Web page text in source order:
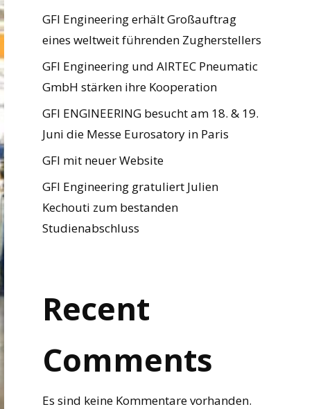
GFI Engineering erhält Großauftrag
eines weltweit führenden Zugherstellers
GFI Engineering und AIRTEC Pneumatic
GmbH stärken ihre Kooperation
GFI ENGINEERING besucht am 18. & 19.
Juni die Messe Eurosatory in Paris
GFI mit neuer Website
GFI Engineering gratuliert Julien
Kechouti zum bestanden
Studienabschluss
Recent
Comments
Es sind keine Kommentare vorhanden.